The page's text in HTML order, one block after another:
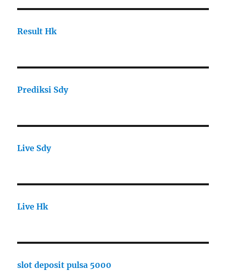
Result Hk
Prediksi Sdy
Live Sdy
Live Hk
slot deposit pulsa 5000